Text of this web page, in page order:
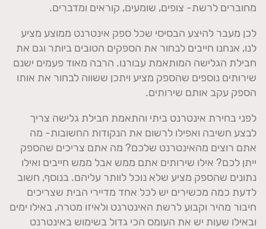
מחוברים לרשת- צופים, שומעים, קוראים ומדברים.
לכן מעבר להיצע הבסיסי שכל ספק אינטרנט ממוצע מציע
לנו, אנחנו חייבים לבחור את הספקים הטובים ביותר וגם את
חבילת הגלישה המותאמת עבורנו. הרבה מאוד פעמים ישנם
שירותים נוספים שהספק מציע ויתכן ששווה לבחור את אותו
הספק עקב אותם שירותים.
לפני בחירת אינטרנט ביתי והתאמת חבילת גלישה צריך
לבצע חשיבה ואפילו לרשום את הנקודות החשובות- מה
אתם רוצים מהאינטרנט שלכם? מה אתם צריכים שהספק
ייתן לכם? אילו שירותים אתם ממש אבל ממש חייבים ואילו
נתונים שהספק מציע שלא נוכל לוותר עליהם. בנוסף, חשוב
לדעת כמה מכשירים יש לכל אחד מדיירי הבית שצריכים
חיבור מהיר וקבוע לרשת האינטרנט ולאיזו מטרה, באילו ימים
ובאילו שעות יש את העומס הכי גדול בשימוש באינטרנט